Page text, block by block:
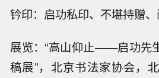
钤印：启功私印、不堪持赠
展览：“高山仰止——启功先
稿展”，北京书法家协会，